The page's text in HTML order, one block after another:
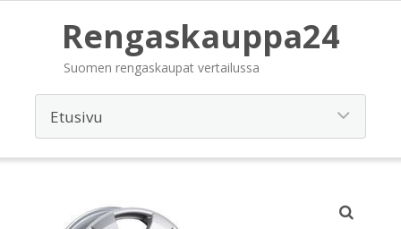
Rengaskauppa24
Suomen rengaskaupat vertailussa